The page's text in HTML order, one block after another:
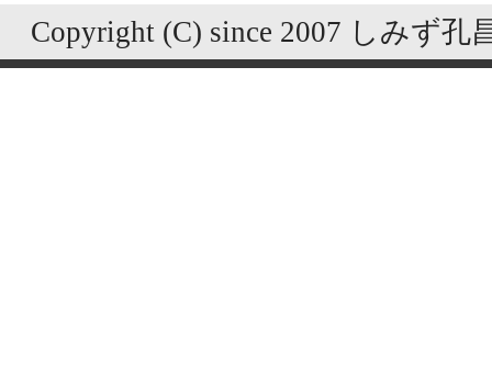
Copyright (C) since 2007 しみず